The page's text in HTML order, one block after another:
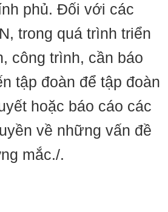
phủ. Đối với các
trong quá trình triển
công trình, cần báo
tập đoàn để tập đoàn
hoặc báo cáo các
về những vấn đề
mắc./.